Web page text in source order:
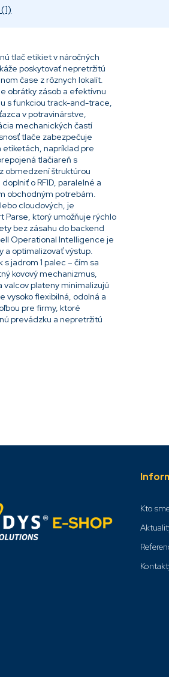
tlač etikiet v náročných
poskytovať nepretržitú
čase z rôznych lokalít.
obrátky zásob a efektívnu
s funkciou track-and-trace,
v potravinárstve,
mechanických častí
tlače zabezpečuje
etiketách, napríklad pre
tlačiareň s
obmedzení štruktúrou
o RFID, paralelné a
obchodným potrebám.
cloudových, je
Parse, ktorý umožňuje rýchlo
bez zásahu do backend
Operational Intelligence je
a optimalizovať výstup.
jadrom 1 palec – čím sa
kovový mechanizmus,
plateny minimalizujú
vysoko flexibilná, odolná a
pre firmy, ktoré
prevádzku a nepretržitú
Kto